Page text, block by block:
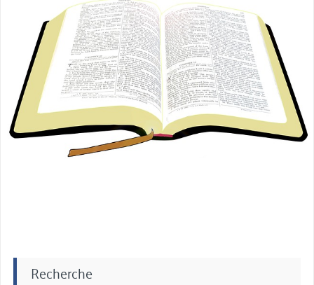
nourrir
correctement »
Recherche